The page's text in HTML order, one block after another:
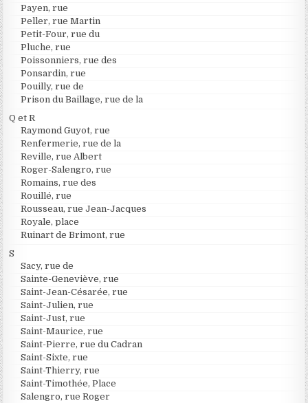
Payen, rue
Peller, rue Martin
Petit-Four, rue du
Pluche, rue
Poissonniers, rue des
Ponsardin, rue
Pouilly, rue de
Prison du Baillage, rue de la
Q et R
Raymond Guyot, rue
Renfermerie, rue de la
Reville, rue Albert
Roger-Salengro, rue
Romains, rue des
Rouillé, rue
Rousseau, rue Jean-Jacques
Royale, place
Ruinart de Brimont, rue
S
Sacy, rue de
Sainte-Geneviève, rue
Saint-Jean-Césarée, rue
Saint-Julien, rue
Saint-Just, rue
Saint-Maurice, rue
Saint-Pierre, rue du Cadran
Saint-Sixte, rue
Saint-Thierry, rue
Saint-Timothée, Place
Salengro, rue Roger